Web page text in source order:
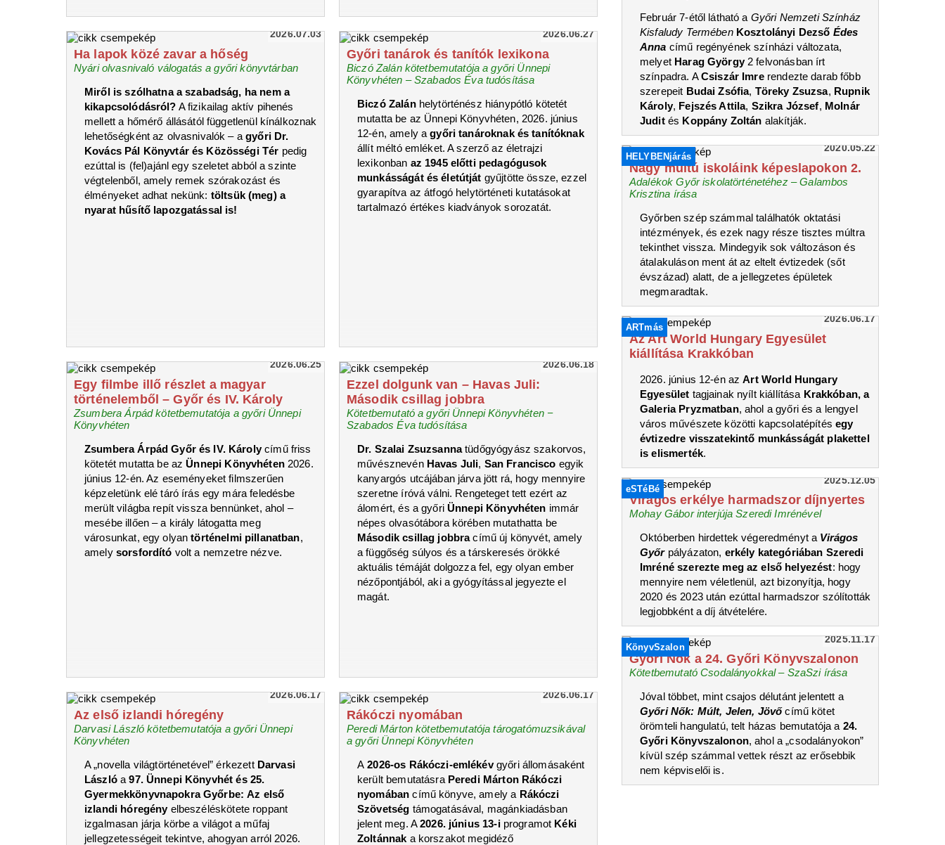
2026.07.03
Ha lapok közé zavar a hőség
Nyári olvasnivaló válogatás a győri könyvtárban
Miről is szólhatna a szabadság, ha nem a
kikapcsolódásról? A fizikailag aktív pihenés
mellett a hőmérő állásától függetlenül kínálkoznak
lehetőségként az olvasnivalók – agyőri Dr.
Kovács Pál Könyvtár és Közösségi Tér pedig
ezúttal is (fel)ajánl egy szeletet abból a szinte
végtelenből, amely remek szórakozást és
élményeket adhat nekünk: töltsük (meg) a
nyarat hűsítő lapozgatással is!
2026.06.27
Győri tanárok és tanítók lexikona
Biczó Zalán kötetbemutatója a győri Ünnepi
Könyvhéten – Szabados Éva tudósítása
Biczó Zalán helytörténész hiánypótló kötetét
mutatta be az Ünnepi Könyvhéten, 2026. június
12-én, amely agyőri tanároknak és tanítóknak
állít méltó emléket. A szerző az életrajzi
lexikonban az 1945 előtti pedagógusok
munkásságát és életútját gyűjtötte össze, ezzel
gyarapítva az átfogó helytörténeti kutatásokat
tartalmazó értékes kiadványok sorozatát.
2026.06.25
Egy filmbe illő részlet a magyar
történelemből – Győr és IV. Károly
Zsumbera Árpád kötetbemutatója a győri Ünnepi
Könyvhéten
Zsumbera Árpád Győr és IV. Károlycímű friss
kötetét mutatta be az Ünnepi Könyvhéten2026.
június 12-én. Az eseményeket filmszerűen
képzeletünk elé táró írás egy mára feledésbe
merült világba repít vissza bennünket, ahol –
mesébe illően – a király látogatta meg
városunkat, egy olyantörténelmi pillanatban,
amely sorsfordító volt a nemzetre nézve.
2026.06.18
Ezzel dolgunk van – Havas Juli:
Második csillag jobbra
Kötetbemutató a győri Ünnepi Könyvhéten −
Szabados Éva tudósítása
Dr. Szalai Zsuzsannatüdőgyógyász szakorvos,
művésznevén Havas Juli, San Francisco egyik
kanyargós utcájában járva jött rá, hogy mennyire
szeretne íróvá válni. Rengeteget tett ezért az
álomért, és a győri Ünnepi Könyvhéten immár
népes olvasótábora körében mutathatta be
Második csillag jobbracímű új könyvét, amely
a függőség súlyos és a társkeresés örökké
aktuális témáját dolgozza fel, egy olyan ember
nézőpontjából, aki a gyógyítással jegyezte el
magát.
2026.06.17
Az első izlandi hóregény
Darvasi László kötetbemutatója a győri Ünnepi
Könyvhéten
A „novella világtörténetével” érkezettDarvasi
Lászlóa97. Ünnepi Könyvhét és 25.
Gyermekkönyvnapokra Győrbe: Az első
izlandi hóregény elbeszéléskötete roppant
izgalmasan járja körbe a világot a műfaj
jellegzetességeit tekintve, ahogyan arról 2026.
2026.06.17
Rákóczi nyomában
Peredi Márton kötetbemutatója tárogatómuzsikával
a győri Ünnepi Könyvhéten
A 2026-os Rákóczi-emlékévgyőri állomásaként
került bemutatásra Peredi Márton Rákóczi
nyomában című könyve, amely a Rákóczi
Szövetség támogatásával, magánkiadásban
jelent meg. A2026. június 13-iprogramot Kéki
Zoltánnak a korszakot megidéző
Február 7-étől látható a Győri Nemzeti Színház
Kisfaludy Termében Kosztolányi Dezső Édes
Anna című regényének színházi változata,
melyet Harag György2 felvonásban írt
színpadra. ACsiszár Imre rendezte darab főbb
szerepeit Budai Zsófia, Töreky Zsuzsa, Rupnik
Károly, Fejszés Attila, Szikra József, Molnár
Judités Koppány Zoltán alakítják.
HELYBENjárás
2020.05.22
Nagy múltú iskoláink képeslapokon 2.
Adalékok Győr iskolatörténetéhez – Galambos
Krisztina írása
Győrben szép számmal találhatók oktatási
intézmények, és ezek nagy része tisztes múltra
tekinthet vissza. Mindegyik sok változáson és
átalakuláson ment át az eltelt évtizedek (sőt
évszázad) alatt, de a jellegzetes épületek
megmaradtak.
ARTmás
2026.06.17
Az Art World Hungary Egyesület
kiállítása Krakkóban
2026. június 12-én azArt World Hungary
Egyesület tagjainak nyílt kiállítása Krakkóban, a
Galeria Pryzmatban, ahol a győri és a lengyel
város művészete közötti kapcsolatépítés egy
évtizedre visszatekintő munkásságát plakettel
is elismerték.
eSTéBé
2025.12.05
Virágos erkélye harmadszor díjnyertes
Mohay Gábor interjúja Szeredi Imrénével
Októberben hirdettek végeredményt a Virágos
Győrpályázaton, erkély kategóriában Szeredi
Imréné szerezte meg az első helyezést: hogy
mennyire nem véletlenül, azt bizonyítja, hogy
2020 és 2023 után ezúttal harmadszor szólították
legjobbként a díj átvételére.
KönyvSzalon
2025.11.17
Győri Nők a 24. Győri Könyvszalonon
Kötetbemutató Csodalányokkal – SzaSzi írása
Jóval többet, mint csajos délutánt jelentett a
Győri Nők: Múlt, Jelen, Jövőcímű kötet
örömteli hangulatú, telt házas bemutatója a 24.
Győri Könyvszalonon, ahol a „csodalányokon”
kívül szép számmal vettek részt az erősebbik
nem képviselői is.